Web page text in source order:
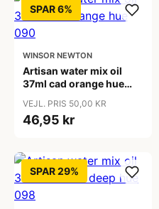
SPAR 6%
WINSOR NEWTON
Artisan water mix oil
37ml cad orange hue
VEJL. PRIS 50,00 KR
46,95 kr
SPAR 29%